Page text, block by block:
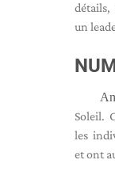
détails,
un
Soleil.
les
et ont